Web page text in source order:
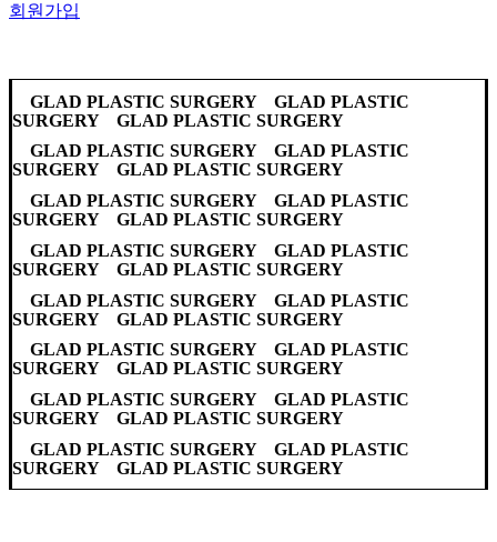
회원가입
GLAD PLASTIC SURGERY GLAD PLASTIC
SURGERY GLAD PLASTIC SURGERY
GLAD PLASTIC SURGERY GLAD PLASTIC
SURGERY GLAD PLASTIC SURGERY
GLAD PLASTIC SURGERY GLAD PLASTIC
SURGERY GLAD PLASTIC SURGERY
GLAD PLASTIC SURGERY GLAD PLASTIC
SURGERY GLAD PLASTIC SURGERY
GLAD PLASTIC SURGERY GLAD PLASTIC
SURGERY GLAD PLASTIC SURGERY
GLAD PLASTIC SURGERY GLAD PLASTIC
SURGERY GLAD PLASTIC SURGERY
GLAD PLASTIC SURGERY GLAD PLASTIC
SURGERY GLAD PLASTIC SURGERY
GLAD PLASTIC SURGERY GLAD PLASTIC
SURGERY GLAD PLASTIC SURGERY